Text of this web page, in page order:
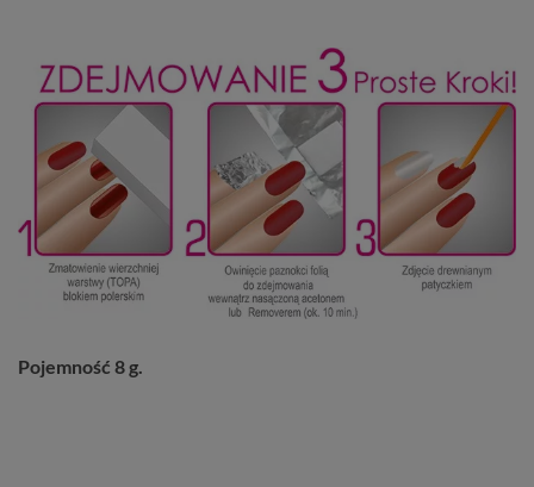
Pojemność 8 g.